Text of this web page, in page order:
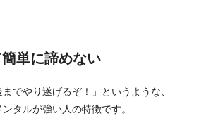
単に諦めない
までやり遂げるぞ！」というような、
タルが強い人の特徴です。